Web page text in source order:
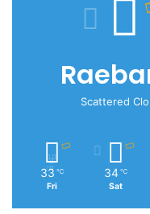
Scattered
33 ℃
Fri
34 ℃
Sat